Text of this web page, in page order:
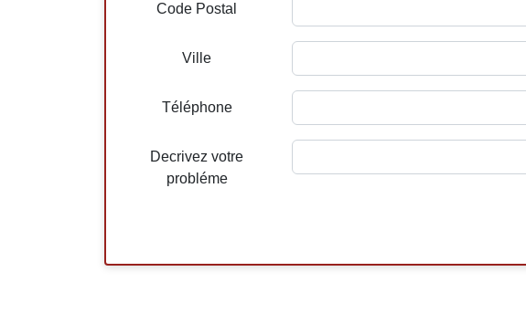
Code Postal
Ville
Téléphone
Decrivez votre
probléme